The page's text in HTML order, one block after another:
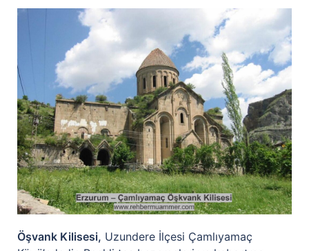
Öşvank Kilisesi, Uzundere İlçesi Çamlıyamaç